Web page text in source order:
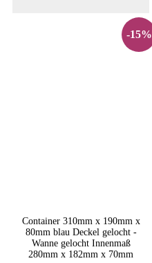
-15%
Container 310mm x 190mm x
80mm blau Deckel gelocht -
Wanne gelocht Innenmaß
280mm x 182mm x 70mm